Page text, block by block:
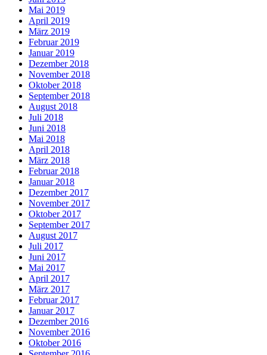
Mai 2019
April 2019
März 2019
Februar 2019
Januar 2019
Dezember 2018
November 2018
Oktober 2018
September 2018
August 2018
Juli 2018
Juni 2018
Mai 2018
April 2018
März 2018
Februar 2018
Januar 2018
Dezember 2017
November 2017
Oktober 2017
September 2017
August 2017
Juli 2017
Juni 2017
Mai 2017
April 2017
März 2017
Februar 2017
Januar 2017
Dezember 2016
November 2016
Oktober 2016